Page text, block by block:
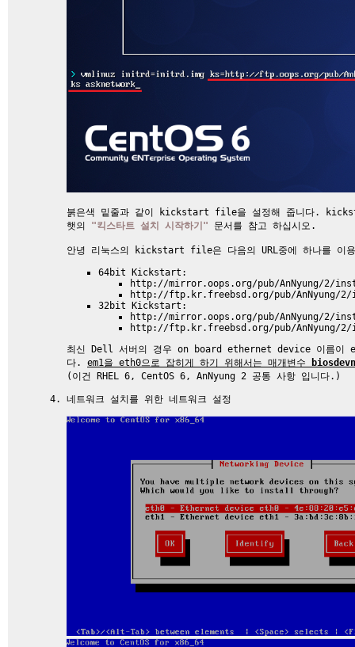
붉은색 밑줄과 같이 kickstart file을 설정해 줍니다.
햇의 "킥스타트 설치 시작하기" 문서를 참고 하십시오.
안녕 리눅스의 kickstart file은 다음의 URL중에 하나를 이
64bit Kickstart:
http://mirror.oops.org/pub/AnNyung/2/
http://ftp.kr.freebsd.org/pub/AnNyung/2/
32bit Kickstart:
http://mirror.oops.org/pub/AnNyung/2/
http://ftp.kr.freebsd.org/pub/AnNyung/2/
최신 Dell 서버의 경우 on board ethernet device 이름이
다. em1을 eth0으로 잡히게 하기 위해서는 매개변수
(이건 RHEL 6, CentOS 6, AnNyung 2 공통 사항 입니다.)
네트워크 설치를 위한 네트워크 설정